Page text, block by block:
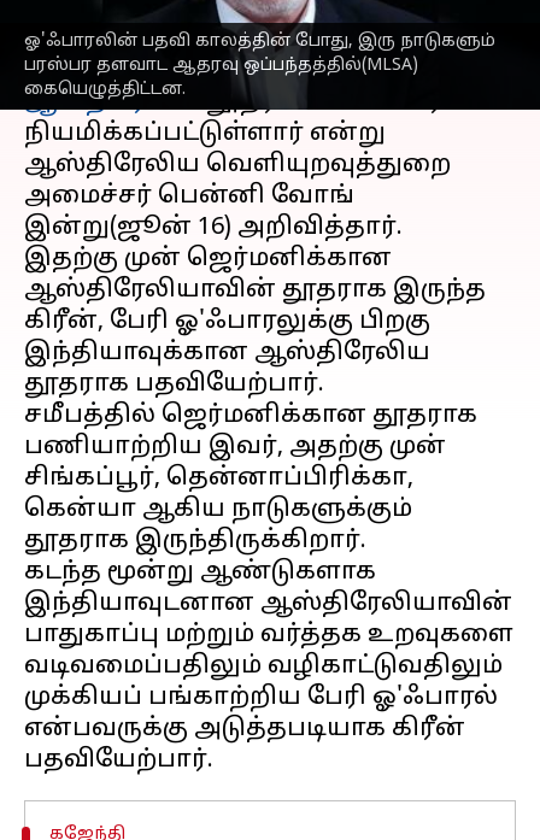
ஓ'ஃபாரலின் பதவி காலத்தின் போது, ​​இரு நாடுகளும்
பரஸ்பர தளவாட ஆதரவு ஒப்பந்தத்தில்(MLSA)
கையெழுத்திட்டன.
செய்தி முன்னோட்டம்
இந்தியாவுக்கான அடுத்த
ஆஸ்திரேலியதூதராக பிலிப் கிரீன்
நியமிக்கப்பட்டுள்ளார் என்று
ஆஸ்திரேலிய வெளியுறவுத்துறை
அமைச்சர் பென்னி வோங்
இன்று(ஜூன் 16) அறிவித்தார்.
இதற்கு முன் ஜெர்மனிக்கான
ஆஸ்திரேலியாவின் தூதராக இருந்த
கிரீன், பேரி ஓ'ஃபாரலுக்கு பிறகு
இந்தியாவுக்கான ஆஸ்திரேலிய
தூதராக பதவியேற்பார்.
சமீபத்தில் ஜெர்மனிக்கான தூதராக
பணியாற்றிய இவர், அதற்கு முன்
சிங்கப்பூர், தென்னாப்பிரிக்கா,
கென்யா ஆகிய நாடுகளுக்கும்
தூதராக இருந்திருக்கிறார்.
கடந்த மூன்று ஆண்டுகளாக
இந்தியாவுடனான ஆஸ்திரேலியாவின்
பாதுகாப்பு மற்றும் வர்த்தக உறவுகளை
வடிவமைப்பதிலும் வழிகாட்டுவதிலும்
முக்கியப் பங்காற்றிய பேரி ஓ'ஃபாரல்
என்பவருக்கு அடுத்தபடியாக கிரீன்
கஜேந்தி